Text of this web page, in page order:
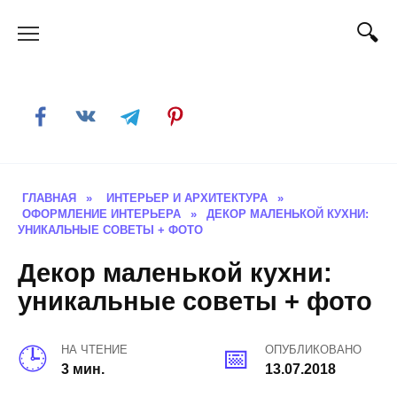
ГЛАВНАЯ » ИНТЕРЬЕР И АРХИТЕКТУРА
»
ОФОРМЛЕНИЕ ИНТЕРЬЕРА
»
ДЕКОР МАЛЕНЬКОЙ КУХНИ:
УНИКАЛЬНЫЕ СОВЕТЫ + ФОТО
Декор маленькой кухни:
уникальные советы + фото
НА ЧТЕНИЕ
3 мин.
ОПУБЛИКОВАНО
13.07.2018